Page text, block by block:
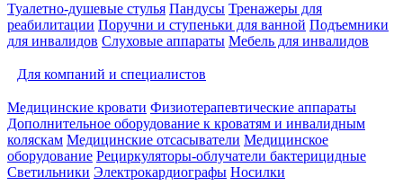
Туалетно-душевые стулья Пандусы Тренажеры для
реабилитации Поручни и ступеньки для ванной Подъемники
для инвалидов Слуховые аппараты Мебель для инвалидов
Для компаний и специалистов
Медицинские кровати Физиотерапевтические аппараты
Дополнительное оборудование к кроватям и инвалидным
коляскам Медицинские отсасыватели Медицинское
оборудование Рециркуляторы-облучатели бактерицидные
Светильники Электрокардиографы Носилки